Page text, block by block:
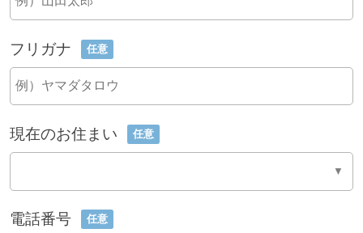
フリガナ 任意
現在のお住まい 任意
電話番号 任意